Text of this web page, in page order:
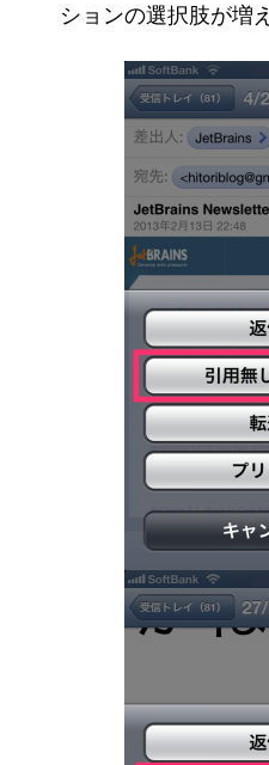
ションの選択肢が増